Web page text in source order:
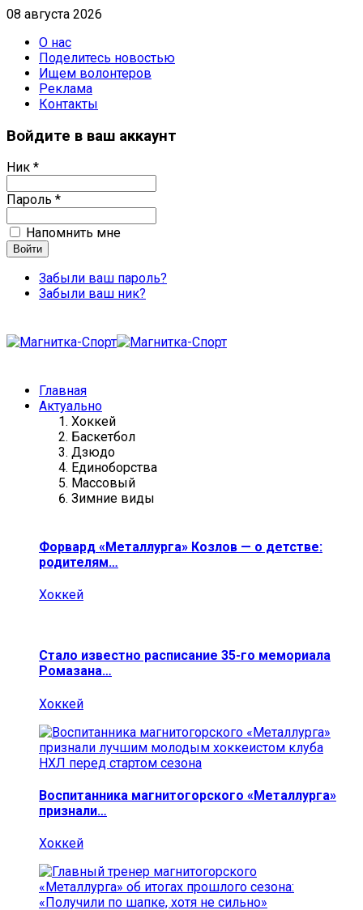
08 августа 2026
О нас
Поделитесь новостью
Ищем волонтеров
Реклама
Контакты
Войдите в ваш аккаунт
Ник *
Пароль *
Напомнить мне
Забыли ваш пароль?
Забыли ваш ник?
Главная
Актуально
Хоккей
Баскетбол
Дзюдо
Единоборства
Массовый
Зимние виды
Форвард «Металлурга» Козлов — о детстве:
родителям…
Хоккей
Стало известно расписание 35-го мемориала
Ромазана…
Хоккей
Воспитанника магнитогорского «Металлурга»
признали…
Хоккей